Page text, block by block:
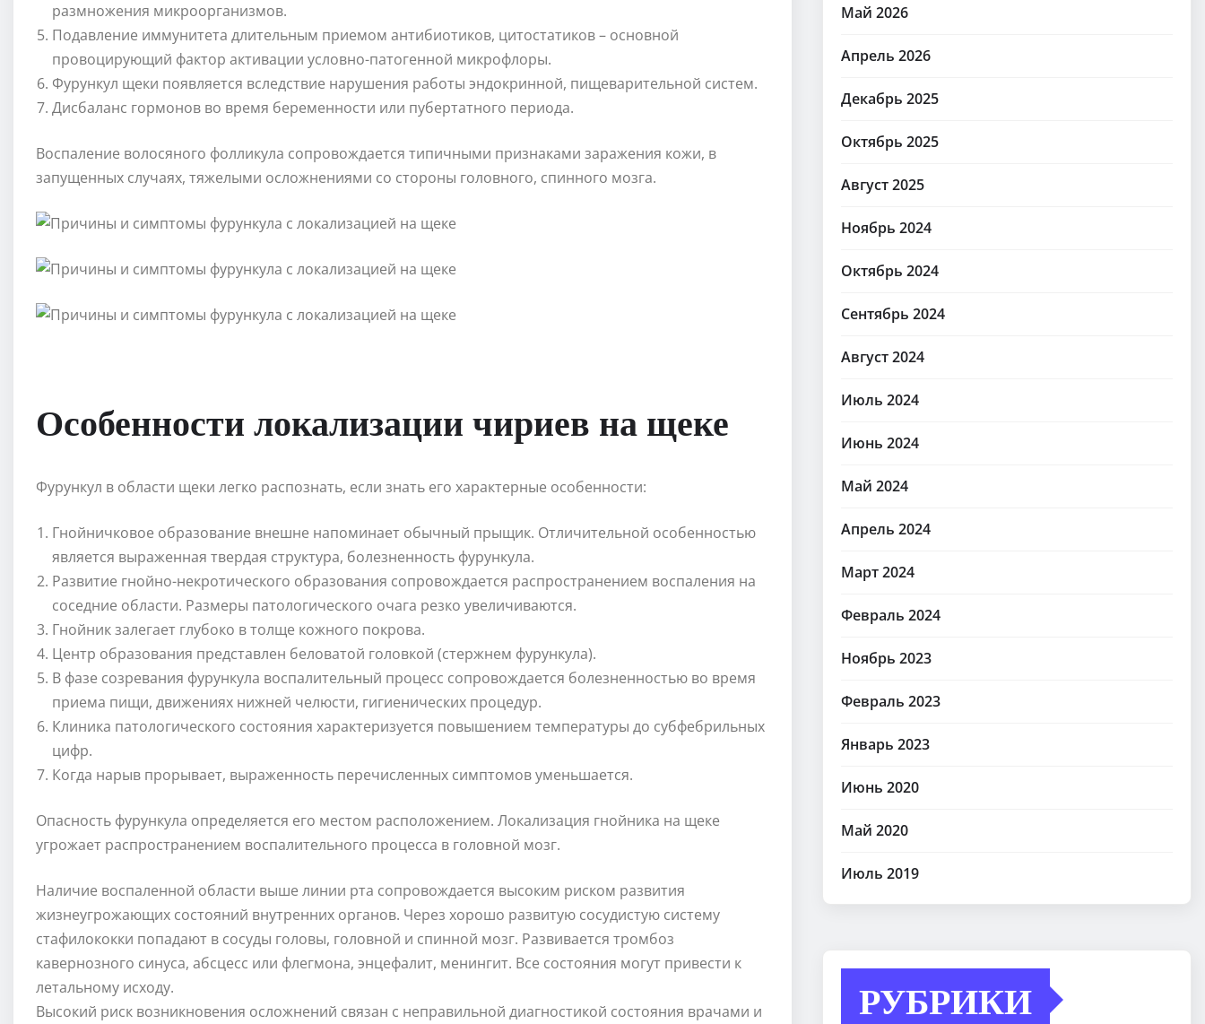
размножения микроорганизмов.
Подавление иммунитета длительным приемом антибиотиков, цитостатиков – основной
провоцирующий фактор активации условно-патогенной микрофлоры.
Фурункул щеки появляется вследствие нарушения работы эндокринной, пищеварительной систем.
Дисбаланс гормонов во время беременности или пубертатного периода.
Воспаление волосяного фолликула сопровождается типичными признаками заражения кожи, в
запущенных случаях, тяжелыми осложнениями со стороны головного, спинного мозга.
Особенности локализации чириев на щеке
Фурункул в области щеки легко распознать, если знать его характерные особенности:
Гнойничковое образование внешне напоминает обычный прыщик. Отличительной особенностью
является выраженная твердая структура, болезненность фурункула.
Развитие гнойно-некротического образования сопровождается распространением воспаления на
соседние области. Размеры патологического очага резко увеличиваются.
Гнойник залегает глубоко в толще кожного покрова.
Центр образования представлен беловатой головкой (стержнем фурункула).
В фазе созревания фурункула воспалительный процесс сопровождается болезненностью во время
приема пищи, движениях нижней челюсти, гигиенических процедур.
Клиника патологического состояния характеризуется повышением температуры до субфебрильных
цифр.
Когда нарыв прорывает, выраженность перечисленных симптомов уменьшается.
Опасность фурункула определяется его местом расположением. Локализация гнойника на щеке
угрожает распространением воспалительного процесса в головной мозг.
Наличие воспаленной области выше линии рта сопровождается высоким риском развития
жизнеугрожающих состояний внутренних органов. Через хорошо развитую сосудистую систему
стафилококки попадают в сосуды головы, головной и спинной мозг. Развивается тромбоз
кавернозного синуса, абсцесс или флегмона, энцефалит, менингит. Все состояния могут привести к
летальному исходу.
Высокий риск возникновения осложнений связан с неправильной диагностикой состояния врачами и
Май 2026
Апрель 2026
Декабрь 2025
Октябрь 2025
Август 2025
Ноябрь 2024
Октябрь 2024
Сентябрь 2024
Август 2024
Июль 2024
Июнь 2024
Май 2024
Апрель 2024
Март 2024
Февраль 2024
Ноябрь 2023
Февраль 2023
Январь 2023
Июнь 2020
Май 2020
Июль 2019
РУБРИКИ